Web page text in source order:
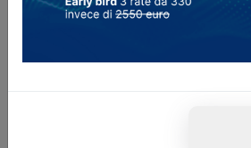
#Tecnica vocale #Vocal tract